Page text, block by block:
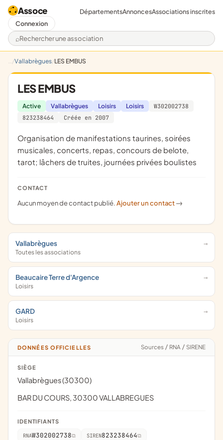
Assoce
Rechercher une association
DépartementsAnnoncesAssociations inscrites
Connexion
Vallabrègues LES EMBUS
LES EMBUS
Active Vallabrègues Loisirs Loisirs
W302002738
823238464
Créée en 2007
organisation de manifestations taurines, soirées
musicales, concerts, repas, concours de belote,
tarot; lâchers de truites, journées privées boulistes
CONTACT
Aucun moyen de contact publié.Ajouter un contact ->
Vallabrègues
Toutes les associations
Beaucaire Terre d'Argence
Loisirs
GARD
Loisirs
DONNÉES OFFICIELLES Sources / RNA / SIRENE
SIÈGE
Vallabrègues (30300)
BAR DU COURS, 30300 VALLABREGUES
IDENTIFIANTS
RNAW302002738 SIREN823238464